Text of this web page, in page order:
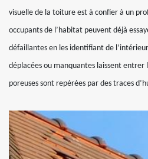
visuelle de la toiture est à confier à un
occupants de l’habitat peuvent déjà
défaillantes en les identifiant de
déplacées ou manquantes laissent entrer
poreuses sont repérées par des traces